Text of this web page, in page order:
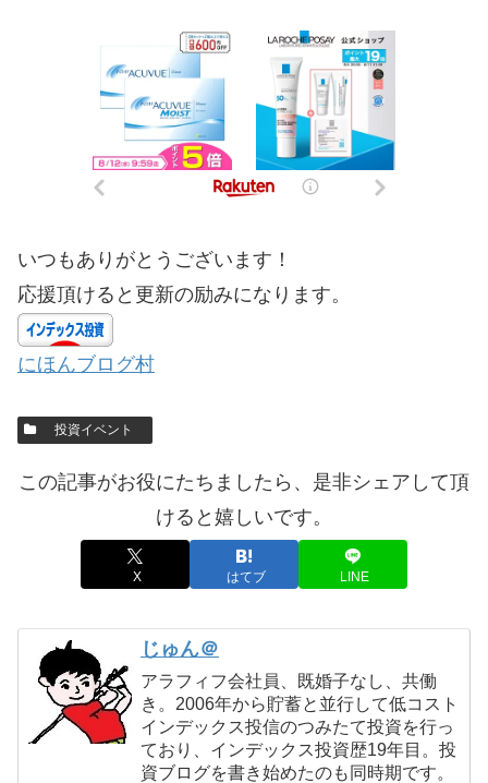
いつもありがとうございます！
応援頂けると更新の励みになります。
にほんブログ村
投資イベント
この記事がお役にたちましたら、是非シェアして頂
けると嬉しいです。
X はてブ LINE
じゅん＠
アラフィフ会社員、既婚子なし、共働
き。2006年から貯蓄と並行して低コスト
インデックス投信のつみたて投資を行っ
ており、インデックス投資歴19年目。投
資ブログを書き始めたのも同時期です。